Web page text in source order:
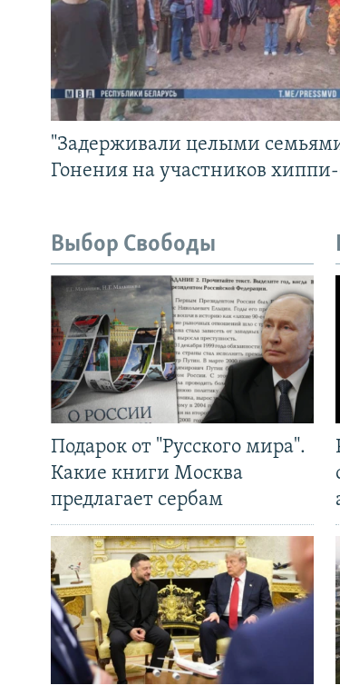
"Задерживали целыми
Гонения на участников хиппи-
Выбор Свободы
Подарок от "Русского мира".
Какие книги Москва
предлагает сербам